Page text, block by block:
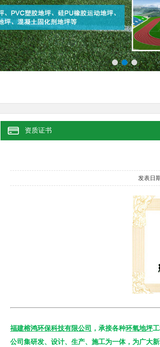
资质证书
发表日
福建榕鸿环保科技有限公司 ，承接各种环氧地坪
公司集研发、设计、生产、施工为一体，为广大